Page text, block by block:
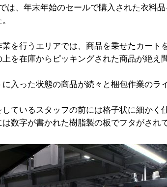
は、年末年始のセールで購入された衣料
業を行うエリアでは、商品を乗せたカート
上を在庫からピッキングされた商品が絶え
に入った状態の商品が続々と梱包作業のラ
しているスタッフの前には格子状に細かく
は数字が書かれた樹脂製の板でフタがされ